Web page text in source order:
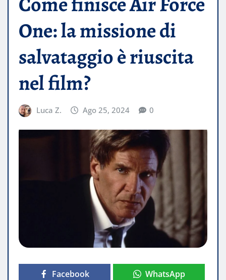
One: la missione di
salvataggio è riuscita
nel film?
Luca Z. Ago 25, 2024 0
Facebook WhatsApp